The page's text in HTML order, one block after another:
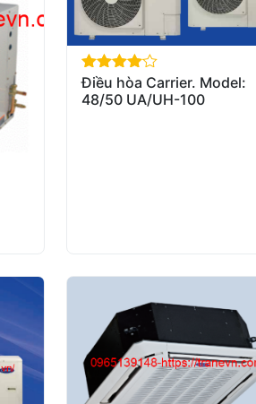
out of 5
Điều hòa Carrier. Model:
48/50 UA/UH-100